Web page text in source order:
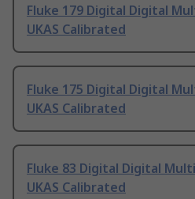
Fluke 179 Digital Digital
UKAS Calibrated
Fluke 175 Digital Digital
UKAS Calibrated
Fluke 83 Digital Digital
UKAS Calibrated